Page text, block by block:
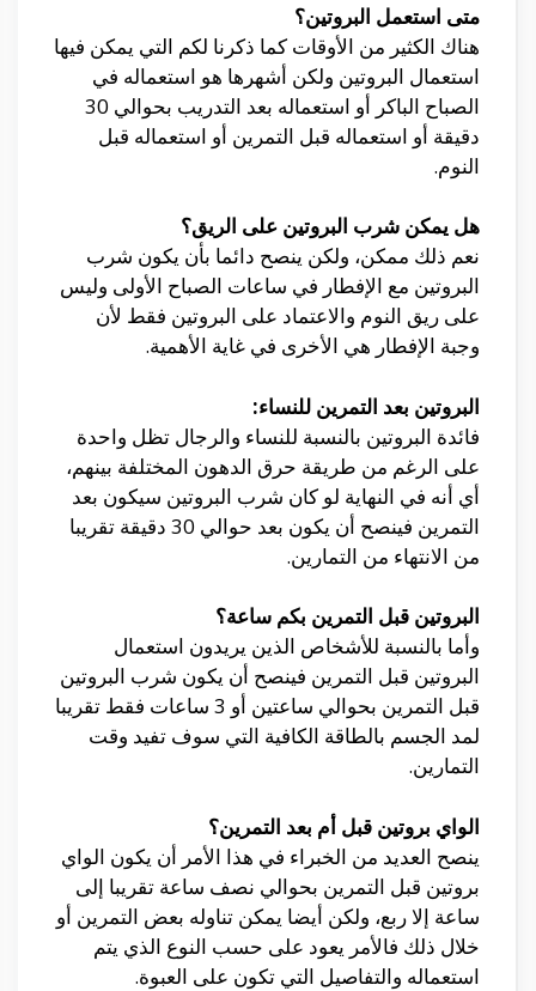
متى استعمل البروتين؟
هناك الكثير من الأوقات كما ذكرنا لكم التي يمكن فيها
استعمال البروتين ولكن أشهرها هو استعماله في
الصباح الباكر أو استعماله بعد التدريب بحوالي 30
دقيقة أو استعماله قبل التمرين أو استعماله قبل
النوم.
هل يمكن شرب البروتين على الريق؟
نعم ذلك ممكن، ولكن ينصح دائما بأن يكون شرب
البروتين مع الإفطار في ساعات الصباح الأولى وليس
على ريق النوم والاعتماد على البروتين فقط لأن
وجبة الإفطار هي الأخرى في غاية الأهمية.
البروتين بعد التمرين للنساء:
فائدة البروتين بالنسبة للنساء والرجال تظل واحدة
على الرغم من طريقة حرق الدهون المختلفة بينهم،
أي أنه في النهاية لو كان شرب البروتين سيكون بعد
التمرين فينصح أن يكون بعد حوالي 30 دقيقة تقريبا
من الانتهاء من التمارين.
البروتين قبل التمرين بكم ساعة؟
وأما بالنسبة للأشخاص الذين يريدون استعمال
البروتين قبل التمرين فينصح أن يكون شرب البروتين
قبل التمرين بحوالي ساعتين أو 3 ساعات فقط تقريبا
لمد الجسم بالطاقة الكافية التي سوف تفيد وقت
التمارين.
الواي بروتين قبل أم بعد التمرين؟
ينصح العديد من الخبراء في هذا الأمر أن يكون الواي
بروتين قبل التمرين بحوالي نصف ساعة تقريبا إلى
ساعة إلا ربع، ولكن أيضا يمكن تناوله بعض التمرين أو
خلال ذلك فالأمر يعود على حسب النوع الذي يتم
استعماله والتفاصيل التي تكون على العبوة.